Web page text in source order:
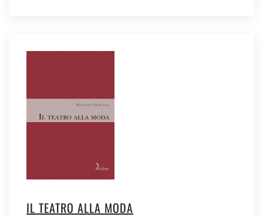
IL TEATRO ALLA MODA